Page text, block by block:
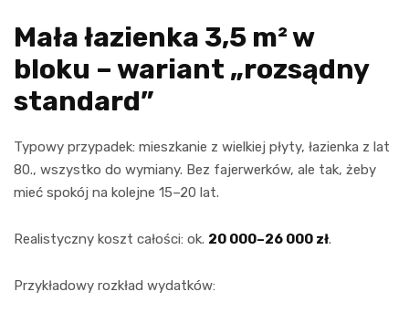
Mała łazienka 3,5 m² w
bloku – wariant „rozsądny
standard”
Typowy przypadek: mieszkanie z wielkiej płyty, łazienka z lat
80., wszystko do wymiany. Bez fajerwerków, ale tak, żeby
mieć spokój na kolejne 15–20 lat.
Realistyczny koszt całości: ok. 20 000–26 000 zł.
Przykładowy rozkład wydatków: